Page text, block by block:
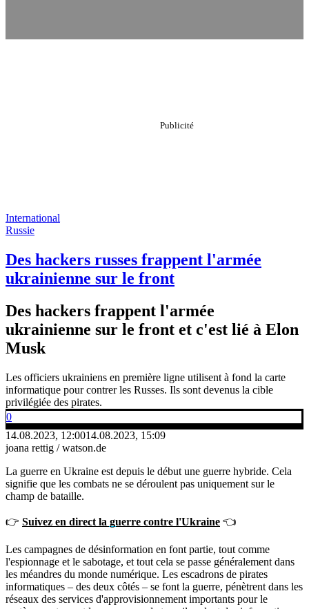
International
Russie
Des hackers russes frappent l'armée
ukrainienne sur le front
Des hackers frappent l'armée
ukrainienne sur le front et c'est lié à Elon
Musk
Les officiers ukrainiens en première ligne utilisent à fond la carte
informatique pour contrer les Russes. Ils sont devenus la cible
privilégiée des pirates.
0
14.08.2023, 12:0014.08.2023, 15:09
joana rettig / watson.de
La guerre en Ukraine est depuis le début une guerre hybride. Cela
signifie que les combats ne se déroulent pas uniquement sur le
champ de bataille.
👉 Suivez en direct la guerre contre l'Ukraine 👈
Les campagnes de désinformation en font partie, tout comme
l'espionnage et le sabotage, et tout cela se passe généralement dans
les méandres du monde numérique. Les escadrons de pirates
informatiques – des deux côtés – se font la guerre, pénètrent dans les
réseaux des services d'approvisionnement importants pour le